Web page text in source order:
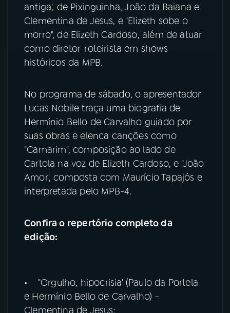
antiga', de Pixinguinha, João da Baiana e
Clementina de Jesus, e "Elizeth sobe o
morro", de Elizeth Cardoso, além de atuar
como diretor-roteirista em shows
históricos da MPB.
No programa de sábado, o apresentador
Lucas Nobile traça uma biografia de
Hermínio Bello de Carvalho guiado por
suas obras e elenca canções como
"Camarim", composição ao lado de
Cartola na voz de Elizeth Cardoso, e "João
Amor', composta com Maurício Tapajós e
interpretada pelo MPB-4.
Confira o repertório completo da
edição:
• "Orgulho, hipocrisia' (Paulo da Portela
e Hermínio Bello de Carvalho) –
Clementina de Jesus;